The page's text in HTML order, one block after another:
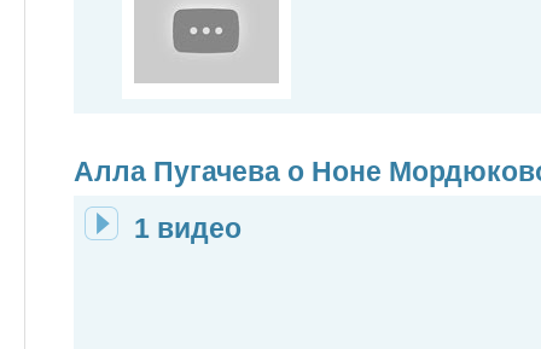
Алла Пугачева о Ноне
1 видео